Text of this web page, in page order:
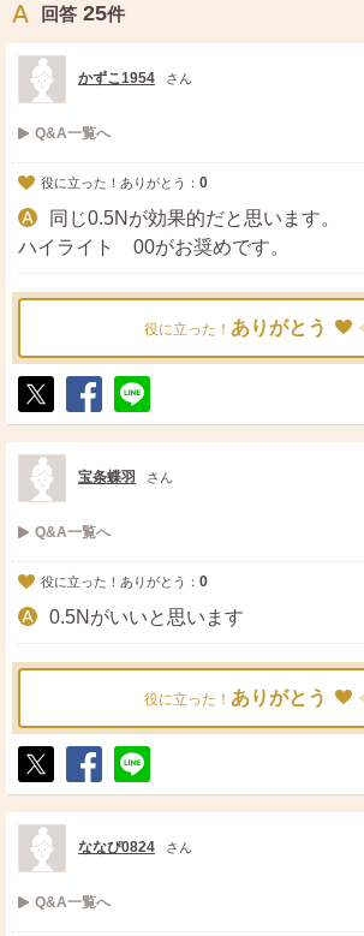
回答 25件
かずこ1954 さん
Q&A一覧へ
役に立った！ありがとう： 0
同じ0.5Nが効果的だと思います。
ハイライト 00がお奨めです。
役に立った！ ありがとう
ポ
ス
ト
シ
ェ
送
る
宝条蝶羽 さん
Q&A一覧へ
役に立った！ありがとう： 0
0.5Nがいいと思います
役に立った！ ありがとう
ポ
ス
ト
シ
ェ
送
る
ななぴ0824 さん
Q&A一覧へ